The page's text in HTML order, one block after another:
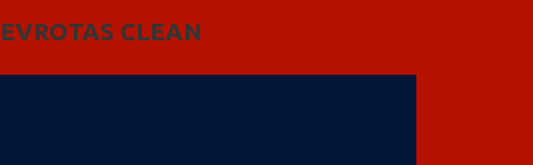
EVROTAS CLEAN